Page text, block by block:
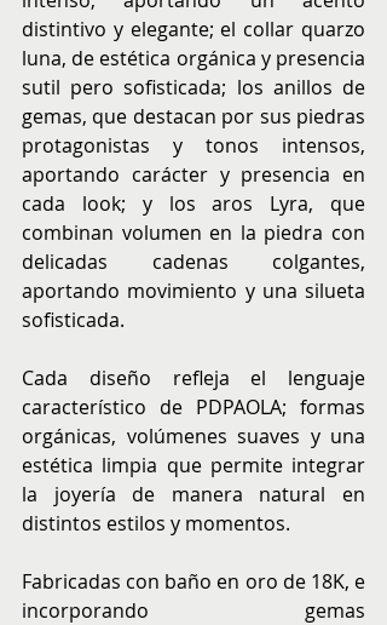
distintivo y elegante; el collar quarzo
luna, de estética orgánica y presencia
sutil pero sofisticada; los anillos de
gemas, que destacan por sus piedras
protagonistas y tonos intensos,
aportando carácter y presencia en
cada look; y los aros Lyra, que
combinan volumen en la piedra con
delicadas cadenas colgantes,
aportando movimiento y una silueta
sofisticada.
Cada diseño refleja el lenguaje
característico de PDPAOLA; formas
orgánicas, volúmenes suaves y una
estética limpia que permite integrar
la joyería de manera natural en
distintos estilos y momentos.
Fabricadas con baño en oro de 18K, e
incorporando gemas